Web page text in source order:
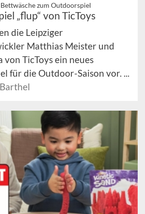
zum Outdoorspiel
„flup“ von TicToys
die Leipziger
Matthias Meister und
von TicToys ein neues
für die Outdoor-Saison vor. ...